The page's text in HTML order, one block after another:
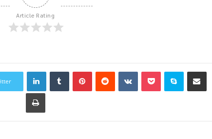
Article Rating